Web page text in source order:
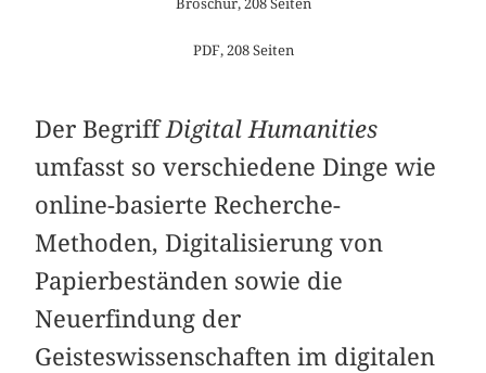
PDF, 208 Seiten
Der BegriffDigital Humanities
umfasst so verschiedene Dinge wie
online-basierte Recherche-
Methoden, Digitalisierung von
Papierbeständen sowie die
Neuerfindung der
Geisteswissenschaften im digitalen